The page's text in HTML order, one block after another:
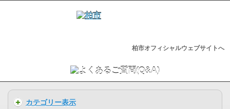
柏市オフィシャルウェブサイトへ
カテゴリー表示